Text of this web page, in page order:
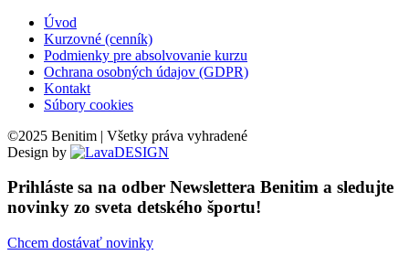
Úvod
Kurzovné (cenník)
Podmienky pre absolvovanie kurzu
Ochrana osobných údajov (GDPR)
Kontakt
Súbory cookies
©2025 Benitim | Všetky práva vyhradené
Design by
Up
Prihláste sa na odber Newslettera Benitim a sledujte
novinky zo sveta detského športu!
Chcem dostávať novinky